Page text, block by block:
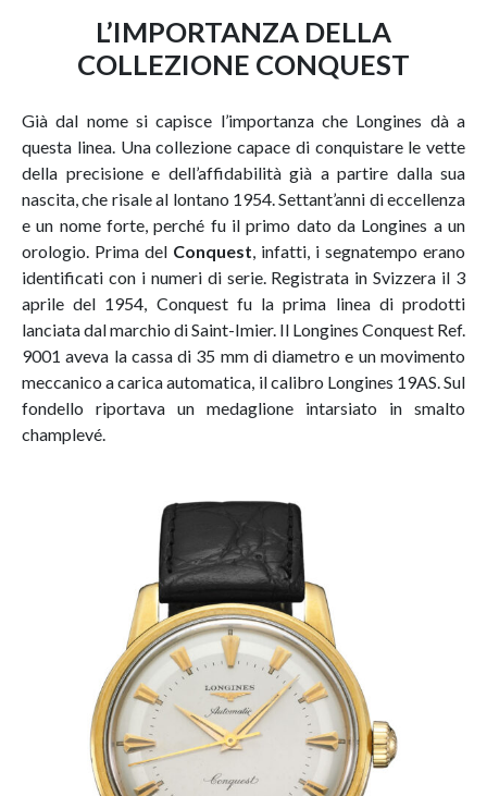
L’IMPORTANZA DELLA
COLLEZIONE CONQUEST
Già dal nome si capisce l’importanza che Longines dà a
questa linea. Una collezione capace di conquistare le vette
della precisione e dell’affidabilità già a partire dalla sua
nascita, che risale al lontano 1954. Settant’anni di eccellenza
e un nome forte, perché fu il primo dato da Longines a un
orologio. Prima del Conquest, infatti, i segnatempo erano
identificati con i numeri di serie. Registrata in Svizzera il 3
aprile del 1954, Conquest fu la prima linea di prodotti
lanciata dal marchio di Saint-Imier. Il Longines Conquest Ref.
9001 aveva la cassa di 35 mm di diametro e un movimento
meccanico a carica automatica, il calibro Longines 19AS. Sul
fondello riportava un medaglione intarsiato in smalto
champlevé.